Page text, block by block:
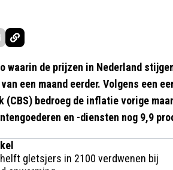
waarin de prijzen in Nederland
een maand eerder. Volgens een
(CBS) bedroeg de inflatie vorige
en -diensten nog 9,9
gletsjers in 2100 verdwenen bij